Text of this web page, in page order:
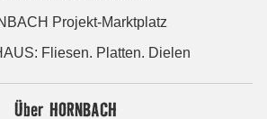
Projekt-Marktplatz
Fliesen. Platten. Dielen
Über HORNBACH